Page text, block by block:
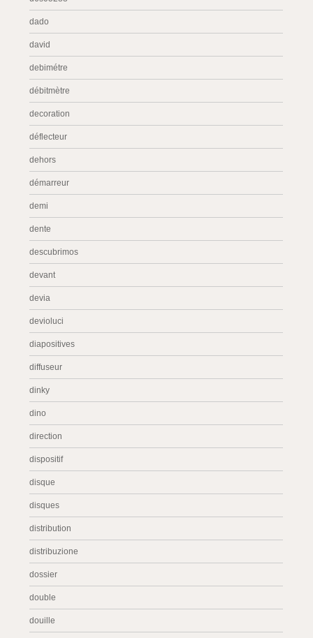
dado
david
debimétre
débitmètre
decoration
déflecteur
dehors
démarreur
demi
dente
descubrimos
devant
devia
devioluci
diapositives
diffuseur
dinky
dino
direction
dispositif
disque
disques
distribution
distribuzione
dossier
double
douille